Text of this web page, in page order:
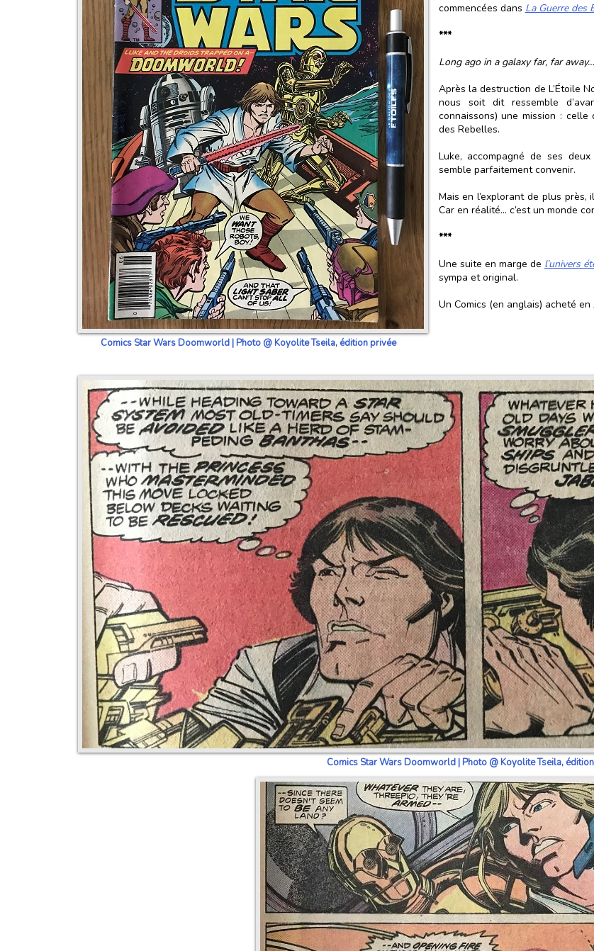
Comics Star Wars Doomworld | Photo @ Koyolite Tseila, édition privée
commencées dans La Guerre des
***
Long ago in a galaxy far, far away…
Après la destruction de L’Étoile
nous soit dit ressemble
connaissons) une mission :
des Rebelles.
Luke, accompagné de ses
semble parfaitement convenir.
Mais en l’explorant de plus près,
Car en réalité… c’est un monde
***
Une suite en marge de l’univers
sympa et original.
Un Comics (en anglais) acheté
Comics Star Wars Doomworld | Photo @ Koyolite Tseila,